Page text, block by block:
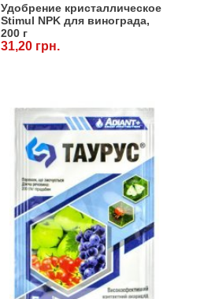
Удобрение кристаллическое
Stimul NPK для винограда,
200 г
31,20 грн.